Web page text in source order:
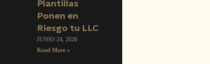
Plantillas
Ponen en
Riesgo tu LLC
JUNIO 24, 2026
Read More »